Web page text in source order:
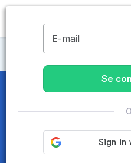
Maisons de retraite
Maisons de
Murviel-lès-
E-mail
Se